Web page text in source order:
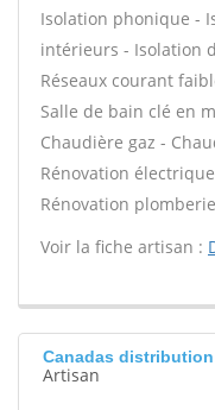
Isolation phonique -
intérieurs - Isolation
Réseaux courant
Salle de bain clé en
Chaudière gaz -
Rénovation
Rénovation
Voir la fiche artisan :
Canadas distribution
Artisan